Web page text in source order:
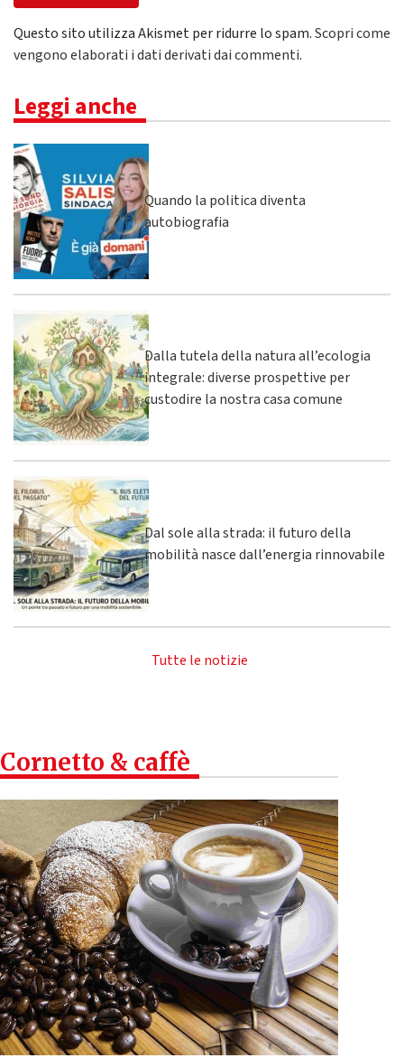
Questo sito utilizza Akismet per ridurre lo spam.Scopri come
vengono elaborati i dati derivati dai commenti.
Leggi anche
Quando la politica diventa
autobiografia
Dalla tutela della natura all’ecologia
integrale: diverse prospettive per
custodire la nostra casa comune
Dal sole alla strada: il futuro della
mobilità nasce dall’energia rinnovabile
Tutte le notizie
Cornetto & caffè